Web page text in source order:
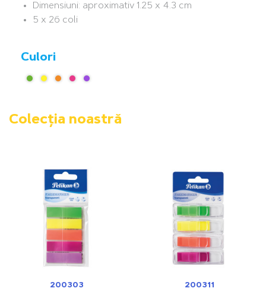
Dimensiuni: aproximativ 1.25 x 4.3 cm
5 x 26 coli
Culori
Colecția noastră
200303 200311